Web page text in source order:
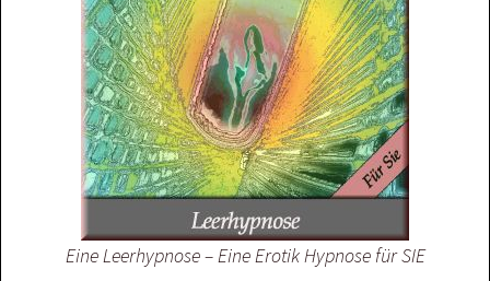
Eine Leerhypnose – Eine Erotik Hypnose für SIE